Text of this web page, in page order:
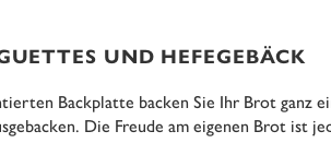
UND HEFEGEBÄCK
Backplatte backen Sie Ihr Brot ganz
Die Freude am eigenen Brot ist